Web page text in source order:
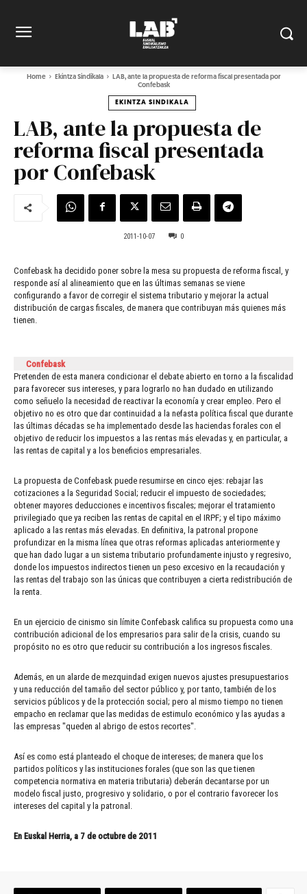
Home Ekintza Sindikala
LAB, ante la propuesta de reforma fiscal presentada por
Confebask
EKINTZA SINDIKALA
LAB, ante la propuesta de
reforma fiscal presentada
por Confebask
2011-10-07 0
Confebask ha decidido poner sobre la mesa su propuesta de reforma fiscal, y
responde así al alineamiento que en las últimas semanas se viene
configurando a favor de corregir el sistema tributario y mejorar la actual
distribución de cargas fiscales, de manera que contribuyan más quienes más
tienen.
Confebask
Pretenden de esta manera condicionar el debate abierto en torno a la fiscalidad
para favorecer sus intereses, y para lograrlo no han dudado en utilizando
como señuelo la necesidad de reactivar la economía y crear empleo. Pero el
objetivo no es otro que dar continuidad a la nefasta política fiscal que durante
las últimas décadas se ha implementado desde las haciendas forales con el
objetivo de reducir los impuestos a las rentas más elevadas y, en particular, a
las rentas de capital y a los beneficios empresariales.
La propuesta de Confebask puede resumirse en cinco ejes: rebajar las
cotizaciones a la Seguridad Social; reducir el impuesto de sociedades;
obtener mayores deducciones e incentivos fiscales; mejorar el tratamiento
privilegiado que ya reciben las rentas de capital en el IRPF; y el tipo máximo
aplicado a las rentas más elevadas. En definitiva, la patronal propone
profundizar en la misma línea que otras reformas aplicadas anteriormente y
que han dado lugar a un sistema tributario profundamente injusto y regresivo,
donde los impuestos indirectos tienen un peso excesivo en la recaudación y
las rentas del trabajo son las únicas que contribuyen a cierta redistribución de
la renta.
En un ejercicio de cinismo sin límite Confebask califica su propuesta como una
contribución adicional de los empresarios para salir de la crisis, cuando su
propósito no es otro que reducir su contribución a los ingresos fiscales.
Además, en un alarde de mezquindad exigen nuevos ajustes presupuestarios
y una reducción del tamaño del sector público y, por tanto, también de los
servicios públicos y de la protección social; pero al mismo tiempo no tienen
empacho en reclamar que las medidas de estimulo económico y las ayudas a
las empresas "queden al abrigo de estos recortes".
Así es como está planteado el choque de intereses; de manera que los
partidos políticos y las instituciones forales (que son las que tienen
competencia normativa en materia tributaria) deberán decantarse por un
modelo fiscal justo, progresivo y solidario, o por el contrario favorecer los
intereses del capital y la patronal.
En Euskal Herria, a 7 de octubre de 2011